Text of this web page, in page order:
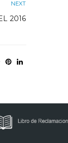
NEXT
2016